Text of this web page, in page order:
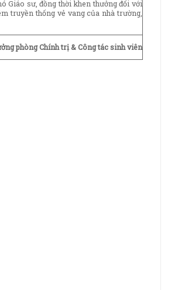
Giáo sư, đồng thời khen thưởng đối với
truyền thống vẻ vang của nhà trường,
phòng Chính trị & Công tác sinh viên